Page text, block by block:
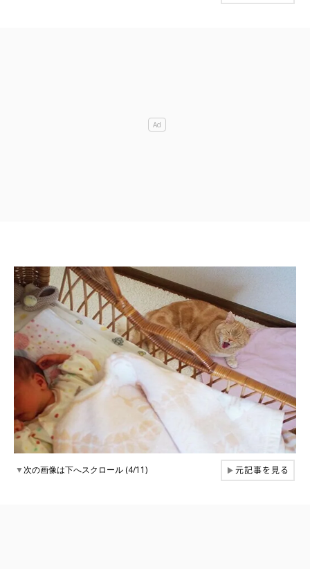
▼次の画像は下へスクロール (4/11) ▶元記事を見る